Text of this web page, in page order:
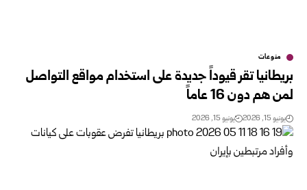
منوعات
بريطانيا تقر قيوداً جديدة على استخدام مواقع التواصل
لمن هم دون 16 عاماً
يونيو 15, 2026 يونيو 15, 2026